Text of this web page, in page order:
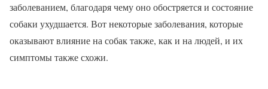
заболеванием, благодаря чему оно обостряется и состояние
собаки ухудшается. Вот некоторые заболевания, которые
оказывают влияние на собак также, как и на людей, и их
симптомы также схожи.